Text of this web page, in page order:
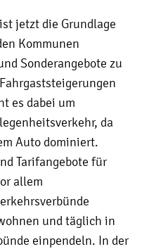
jetzt die Grundlage
Kommunen
Sonderangebote zu
es dabei um
da
Auto dominiert.
Tarifangebote für
allem
und täglich in
einpendeln. In der